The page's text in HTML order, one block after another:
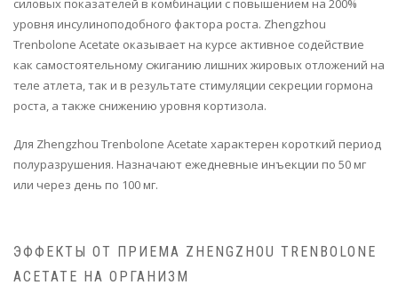
силовых показателей в комбинации с повышением на 200%
уровня инсулиноподобного фактора роста. Zhengzhou
Trenbolone Acetate оказывает на курсе активное содействие
как самостоятельному сжиганию лишних жировых отложений на
теле атлета, так и в результате стимуляции секреции гормона
роста, а также снижению уровня кортизола.
Для Zhengzhou Trenbolone Acetate характерен короткий период
полуразрушения. Назначают ежедневные инъекции по 50 мг
или через день по 100 мг.
ЭФФЕКТЫ ОТ ПРИЕМА ZHENGZHOU TRENBOLONE
ACETATE НА ОРГАНИЗМ